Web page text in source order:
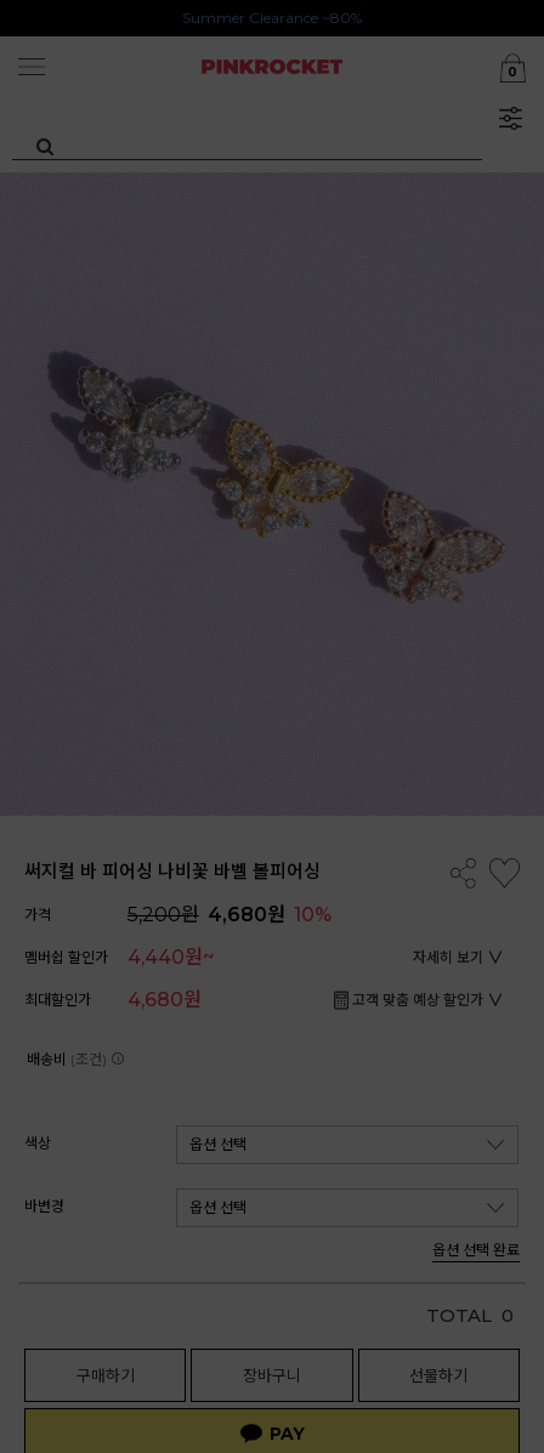
첫구매 특가존 50%
0
써지컬 바 피어싱 나비꽃 바벨 볼피어싱
가격 5,200원 4,680원 10%
멤버쉽 할인가 4,440원~ 자세히 보기
최대할인가 4,680원 고객 맞춤 예상 할인가
배송비 (조건)
색상
바변경
옵션 선택 완료
TOTAL 0
구매하기 장바구니 선물하기